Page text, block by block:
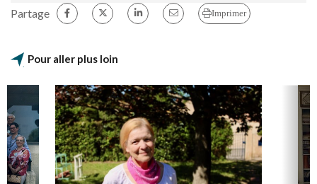
Partage Imprimer
Pour aller plus loin